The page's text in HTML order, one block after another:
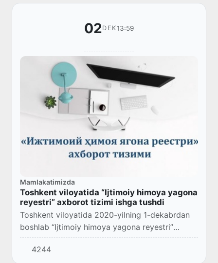
02DEK13:59
Mamlakatimizda
Toshkent viloyatida “Ijtimoiy himoya yagona
reyestri” axborot tizimi ishga tushdi
Toshkent viloyatida 2020-yilning 1-dekabrdan
boshlab “Ijtimoiy himoya yagona reyestri”
axborot tizimi orqali bola ikki yoshga toʻlgunga
qadar uni parvarish qilish boʻyicha, 14 yosh...
4244